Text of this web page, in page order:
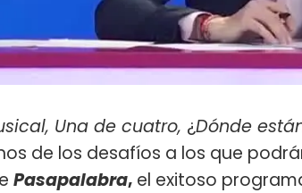
Una de cuatro, ¿Dónde
de los desafíos a los que
Pasapalabra, el exitoso